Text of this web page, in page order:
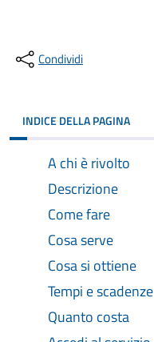
Condividi
INDICE DELLA PAGINA
A chi è rivolto
Descrizione
Come fare
Cosa serve
Cosa si ottiene
Tempi e scadenze
Quanto costa